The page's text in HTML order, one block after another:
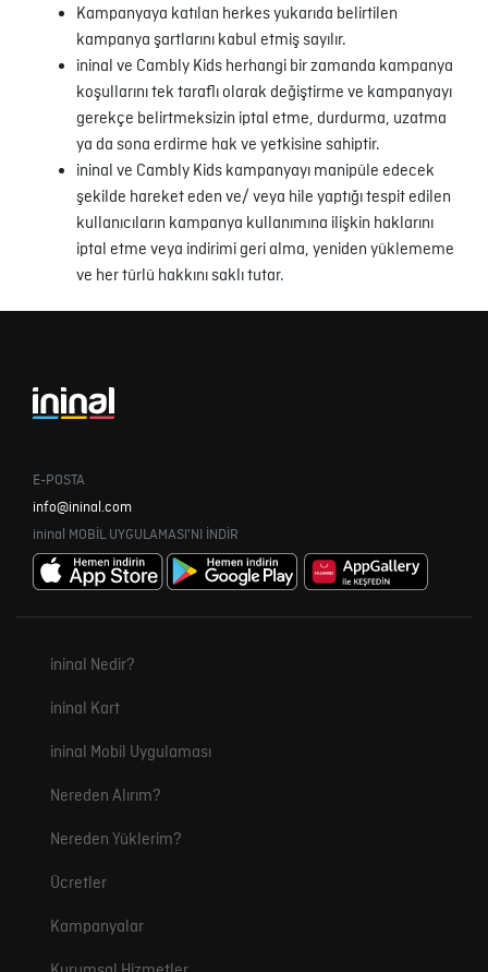
Kampanyaya katılan herkes yukarıda belirtilen
kampanya şartlarını kabul etmiş sayılır.
ininal ve Cambly Kids herhangi bir zamanda kampanya
koşullarını tek taraflı olarak değiştirme ve kampanyayı
gerekçe belirtmeksizin iptal etme, durdurma, uzatma
ya da sona erdirme hak ve yetkisine sahiptir.
ininal ve Cambly Kids kampanyayı manipüle edecek
şekilde hareket eden ve/ veya hile yaptığı tespit edilen
kullanıcıların kampanya kullanımına ilişkin haklarını
iptal etme veya indirimi geri alma, yeniden yüklememe
ve her türlü hakkını saklı tutar.
E-POSTA
info@ininal.com
ininal MOBİL UYGULAMASI'NI İNDİR
ininal Nedir?
ininal Kart
ininal Mobil Uygulaması
Nereden Alırım?
Nereden Yüklerim?
Ücretler
Kampanyalar